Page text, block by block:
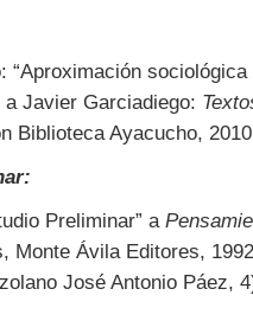
“Aproximación
a Javier Garciadiego:
Biblioteca Ayacucho,
Preliminar” a
Monte Ávila Editores,
José Antonio Páez,